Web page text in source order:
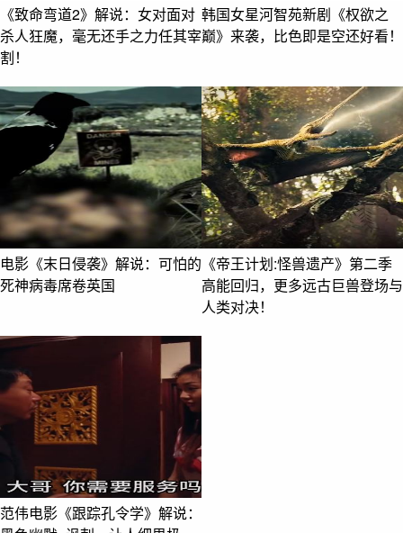
《致命弯道2》解说：女对面对
杀人狂魔，毫无还手之力任其宰
割！
韩国女星河智苑新剧《权欲之
巅》来袭，比色即是空还好看！
电影《末日侵袭》解说：可怕的
死神病毒席卷英国
《帝王计划:怪兽遗产》第二季
高能回归，更多远古巨兽登场与
人类对决！
范伟电影《跟踪孔令学》解说：